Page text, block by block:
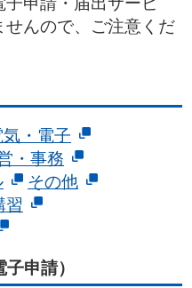
せんので、ご注意くだ
気・電子
・事務
その他
習
申請）